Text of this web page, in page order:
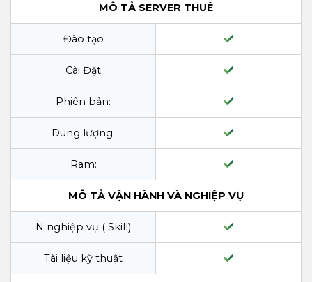
MÔ TẢ SERVER THUÊ
Đào tạo
Cài Đặt
Phiên bản:
Dung lượng:
Ram:
MÔ TẢ VẬN HÀNH VÀ NGHIỆP VỤ
N nghiệp vụ ( Skill)
Tài liệu kỹ thuật